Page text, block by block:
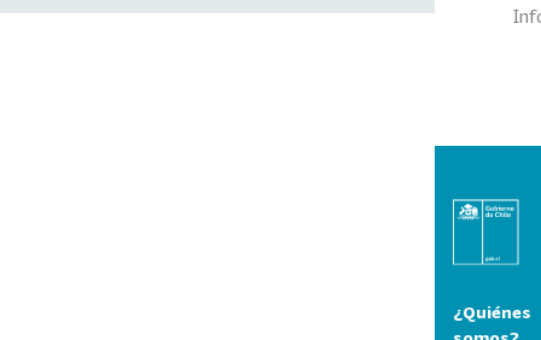
¿Quiénes